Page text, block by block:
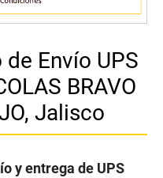
Envío UPS
BRAVO
Jalisco
y entrega de UPS